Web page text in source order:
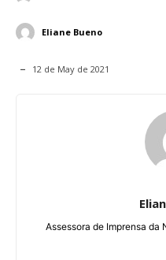
Eliane Bueno
12 de May de 2021
Assessora de Imprensa